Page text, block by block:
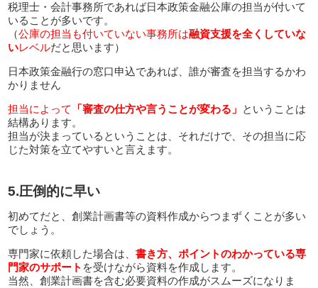
税理士・会計事務所であれば日本政策金融公庫の担当が付いて
いることが多いです。
（公庫の担当も付いていない事務所は融資支援を全くしていな
いレベルだと思います）
日本政策金融行の窓口申込であれば、誰が審査を担当するかわ
かりません
担当によって
「審査の仕方や言うことが変わる」 ということは
結構あります。
担当が決まっているということは、それだけで、その担当に応
じた対策を立てやすいと言えます。
5.圧倒的に早い
初めてだと、創業計画書等の資料作成からつまずくことが多い
でしょう。
専門家に依頼した場合は、書き方、ポイントのわかっている専
門家のサポート を受けながら資料を作成します。
当然、創業計画書を含む必要資料の作成がスムーズになりま